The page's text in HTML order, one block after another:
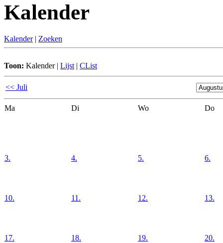
Kalender
Kalender | Zoeken
Toon: Kalender| Lijst | CList
<< Juli
Ma Di Wo Do
3. 4. 5. 6.
10. 11. 12. 13.
17. 18. 19. 20.